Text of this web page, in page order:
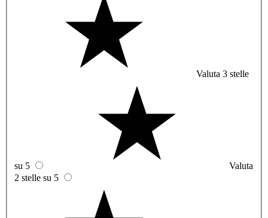
Valuta 3 stelle
su 5
Valuta
2 stelle su 5